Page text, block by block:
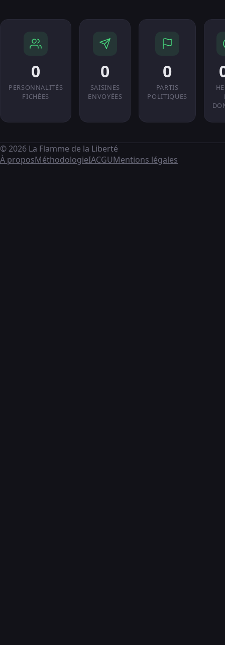
0
PERSONNALITÉS
FICHÉES
0
SAISINES
ENVOYÉES
0
PARTIS
POLITIQUES
© 2026 La Flamme de la Liberté
À proposMéthodologieIACGUMentions légales